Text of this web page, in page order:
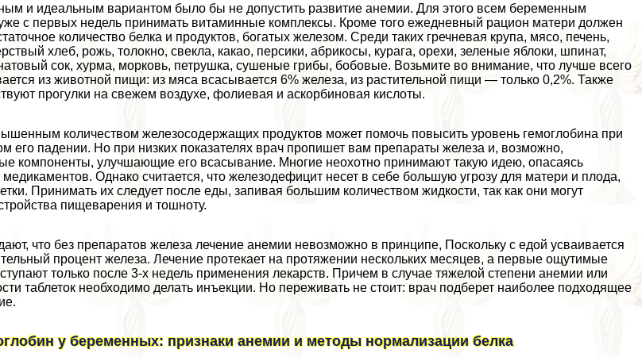
и идеальным вариантом было бы не допустить развитие анемии. Для этого всем беременным
с первых недель принимать витаминные комплексы. Кроме того ежедневный рацион матери должен
количество белка и продуктов, богатых железом. Среди таких гречневая крупа, мясо, печень,
хлеб, рожь, толокно, свекла, какао, персики, абрикосы, курага, орехи, зеленые яблоки, шпинат,
сок, хурма, морковь, петрушка, сушеные грибы, бобовые. Возьмите во внимание, что лучше всего
из животной пищи: из мяса всасывается 6% железа, из растительной пищи — только 0,2%. Также
прогулки на свежем воздухе, фолиевая и аскорбиновая кислоты.
количеством железосодержащих продуктов может помочь повысить уровень гемоглобина при
его падении. Но при низких показателях врач пропишет вам препараты железа и, возможно,
компоненты, улучшающие его всасывание. Многие неохотно принимают такую идею, опасаясь
медикаментов. Однако считается, что железодефицит несет в себе большую угрозу для матери и плода,
Принимать их следует после еды, запивая большим количеством жидкости, так как они могут
пищеварения и тошноту.
что без препаратов железа лечение анемии невозможно в принципе, Поскольку с едой усваивается
процент железа. Лечение протекает на протяжении нескольких месяцев, а первые ощутимые
только после 3-х недель применения лекарств. Причем в случае тяжелой степени анемии или
таблеток необходимо делать инъекции. Но переживать не стоит: врач подберет наиболее подходящее
у беременных: признаки анемии и методы нормализации белка